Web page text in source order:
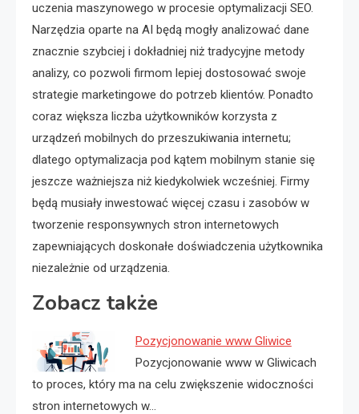
uczenia maszynowego w procesie optymalizacji SEO.
Narzędzia oparte na AI będą mogły analizować dane
znacznie szybciej i dokładniej niż tradycyjne metody
analizy, co pozwoli firmom lepiej dostosować swoje
strategie marketingowe do potrzeb klientów. Ponadto
coraz większa liczba użytkowników korzysta z
urządzeń mobilnych do przeszukiwania internetu;
dlatego optymalizacja pod kątem mobilnym stanie się
jeszcze ważniejsza niż kiedykolwiek wcześniej. Firmy
będą musiały inwestować więcej czasu i zasobów w
tworzenie responsywnych stron internetowych
zapewniających doskonałe doświadczenia użytkownika
niezależnie od urządzenia.
Zobacz także
Pozycjonowanie www Gliwice
Pozycjonowanie www w Gliwicach
to proces, który ma na celu zwiększenie widoczności
stron internetowych w…